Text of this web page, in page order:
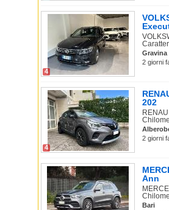
4
Gravina
2 giorni
4
202
2 giorni
Ann
Bari